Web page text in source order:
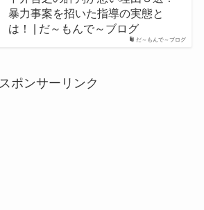
だ～もんで～ブログ
暴力事案を招いた指導の実態と
は！ | だ～もんで～ブログ
スポンサーリンク